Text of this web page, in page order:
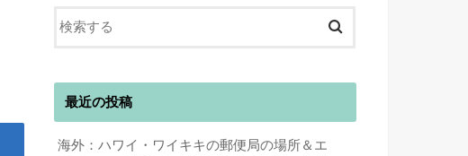
最近の投稿
海外：ハワイ・ワイキキの郵便局の場所＆エ